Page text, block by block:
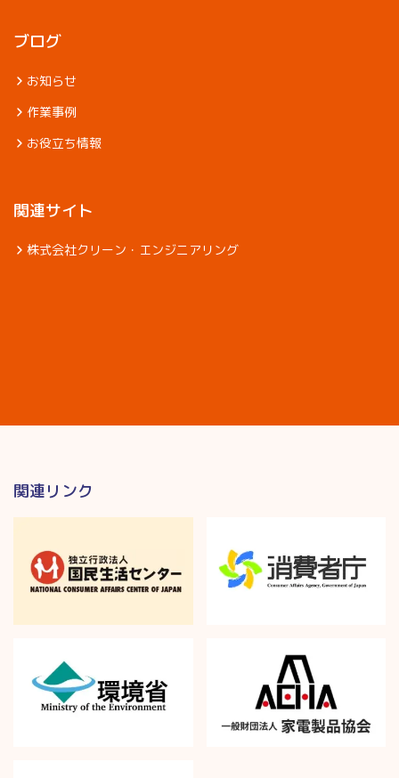
ブログ
お知らせ
作業事例
お役立ち情報
関連サイト
株式会社クリーン・エンジニアリング
関連リンク